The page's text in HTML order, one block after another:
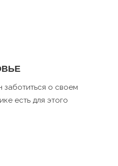
о своем
есть для этого